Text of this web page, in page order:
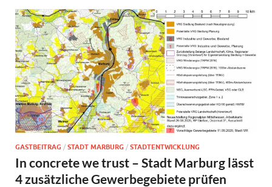
GASTBEITRAG / STADT MARBURG / STADTENTWICKLUNG
In concrete we trust – Stadt Marburg lässt
4 zusätzliche Gewerbegebiete prüfen